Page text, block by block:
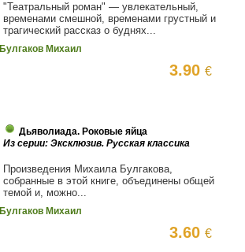
"Театральный роман" — увлекательный,
временами смешной, временами грустный и
трагический рассказ о буднях...
Булгаков Михаил
3.90€
Дьяволиада. Роковые яйца
Из серии: Эксклюзив. Русская классика
Произведения Михаила Булгакова,
собранные в этой книге, объединены общей
темой и, можно...
Булгаков Михаил
3.60€